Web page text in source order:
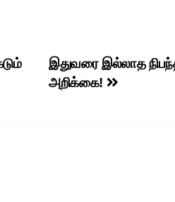
இதுவரை இல்லாத
அறிக்கை!